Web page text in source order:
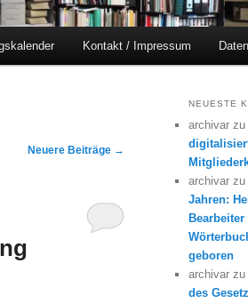
Kontakt / Impressum
Neuere Beiträge →
NEUESTE
archivar
archivar
Jahren:
geboren
archivar
des